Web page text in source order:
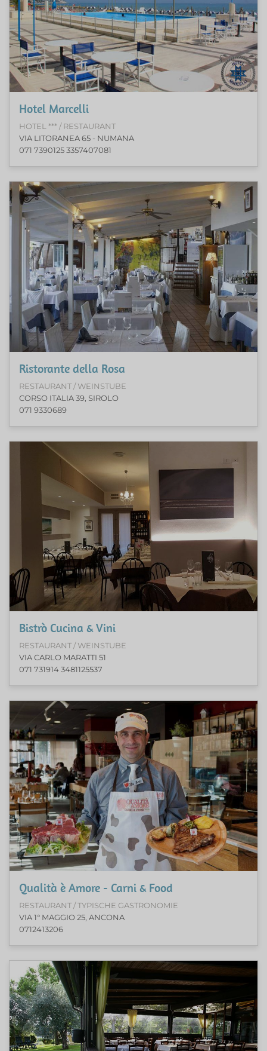
Hotel Marcelli
HOTEL *** / RESTAURANT
VIA LITORANEA 65 - NUMANA
071 7390125 3357407081
Ristorante della Rosa
RESTAURANT / WEINSTUBE
CORSO ITALIA 39, SIROLO
071 9330689
Bistrò Cucina & Vini
RESTAURANT / WEINSTUBE
VIA CARLO MARATTI 51
071 731914 3481125537
Qualità è Amore - Carni & Food
RESTAURANT / TYPISCHE GASTRONOMIE
VIA 1° MAGGIO 25, ANCONA
0712413206